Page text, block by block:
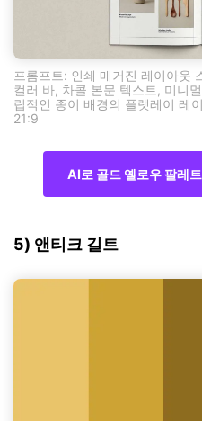
프롬프트: 인쇄 매거진 레이아웃
컬러 바, 차콜 본문 텍스트, 미니
립적인 종이 배경의 플랫레이 레
21:9
AI로 골드 옐로우 팔레
5) 앤티크 길트